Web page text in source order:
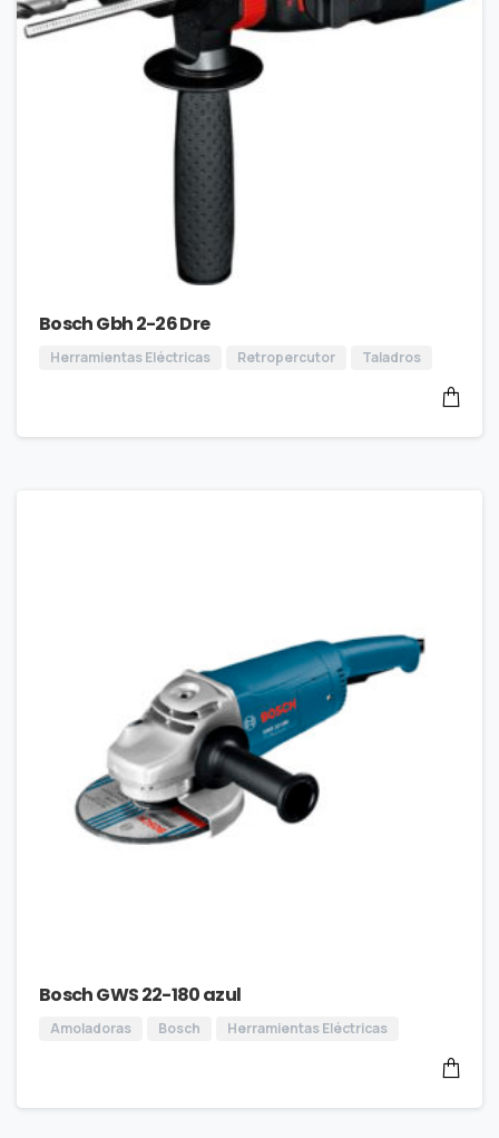
Bosch Gbh 2-26 Dre
Herramientas Eléctricas Retropercutor Taladros
Bosch GWS 22-180 azul
Amoladoras Bosch Herramientas Eléctricas